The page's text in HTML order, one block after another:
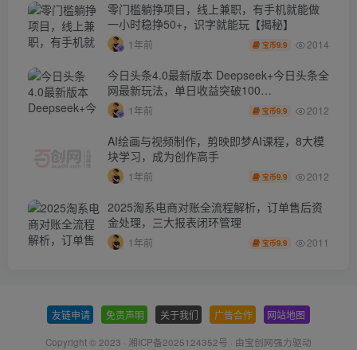
零门槛躺挣项目，线上兼职，有手机就能做
一小时稳挣50+，识字就能玩【揭秘】
1年前 宝币9.9 2014
今日头条4.0最新版本 Deepseek+今日头条全
网最新玩法，单日收益突破100…
1年前 宝币9.9 2012
AI绘画与视频制作，剪映即梦AI课程，8大模
块学习，成为创作高手
1年前 宝币9.9 2012
2025淘系电商对账全流程解析，订单售后资
金处理，三大报表闭环管理
1年前 宝币9.9 2011
友链申请 免责声明 关于我们 广告合作 网站地图
Copyright © 2023 · 湘ICP备2025124352号 · 由宝创网强力驱动